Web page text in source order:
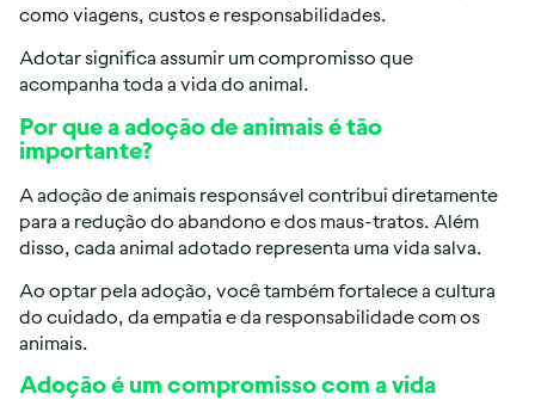
como viagens, custos e responsabilidades.
Adotar significa assumir um compromisso que
acompanha toda a vida do animal.
Por que a adoção de animais é tão
importante?
A adoção de animais responsável contribui diretamente
para a redução do abandono e dos maus-tratos. Além
disso, cada animal adotado representa uma vida salva.
Ao optar pela adoção, você também fortalece a cultura
do cuidado, da empatia e da responsabilidade com os
animais.
Adoção é um compromisso com a vida